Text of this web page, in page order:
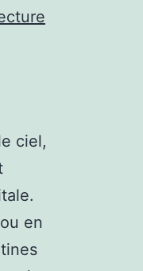
ciel,
en